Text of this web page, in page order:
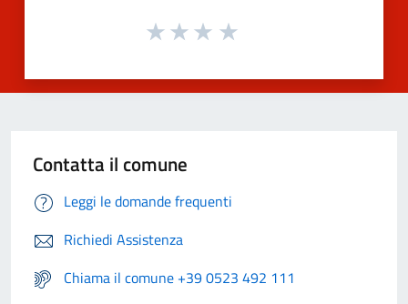
Contatta il comune
Leggi le domande frequenti
Richiedi Assistenza
Chiama il comune +39 0523 492 111